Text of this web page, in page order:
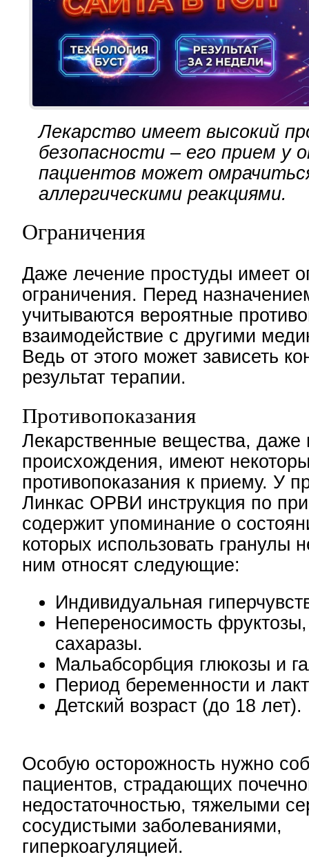
Лекарство имеет высокий
безопасности – его прием у
пациентов может
аллергическими реакциями.
Ограничения
Даже лечение простуды имеет
ограничения. Перед
учитываются вероятные
взаимодействие с другими
Ведь от этого может зависеть
результат терапии.
Противопоказания
Лекарственные вещества, даже
происхождения, имеют
противопоказания к приему. У
Линкас ОРВИ инструкция по
содержит упоминание о
которых использовать гранулы
ним относят следующие:
Индивидуальная
Непереносимость
сахаразы.
Мальабсорбция глюкозы и
Период беременности и
Детский возраст (до 18 лет).
Особую осторожность нужно
пациентов, страдающих
недостаточностью, тяжелыми
сосудистыми заболеваниями,
гиперкоагуляцией.